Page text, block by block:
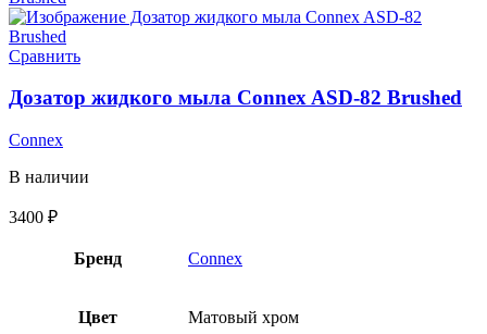
Сравнить
Дозатор жидкого мыла Connex ASD-82 Brushed
Connex
В наличии
3400 ₽
Бренд Connex
Цвет Матовый хром